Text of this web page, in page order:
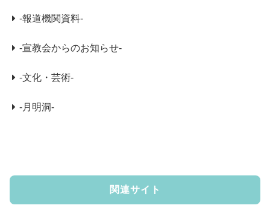
-報道機関資料-
-宣教会からのお知らせ-
-文化・芸術-
-月明洞-
関連サイト